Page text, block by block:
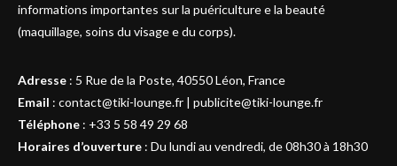
informations importantes sur la puériculture e la beauté
(maquillage, soins du visage e du corps).
Adresse : 5 Rue de la Poste, 40550 Léon, France
Email : contact@tiki-lounge.fr | publicite@tiki-lounge.fr
Téléphone : +33 5 58 49 29 68
Horaires d’ouverture : Du lundi au vendredi, de 08h30 à 18h30